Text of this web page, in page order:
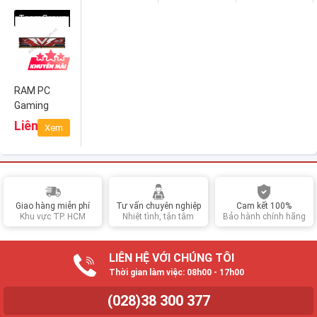
(TED416G2666C1901)
TeamGroup
RAM PC
Gaming
TEAMGROUP
Zeus 16GB
2666
Liên hệ
Xem
Giao hàng miễn phí
Khu vực TP. HCM
Tư vấn chuyên nghiệp
Nhiệt tình, tận tâm
Cam kết 100%
Bảo hành chính hãng
LIÊN HỆ VỚI CHÚNG TÔI
Thời gian làm việc: 08h00 - 17h00
(028)38 300 377